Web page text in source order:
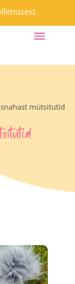
mütsitutid
Hinnavahemik:
2,20 €
kuni
3,50 €